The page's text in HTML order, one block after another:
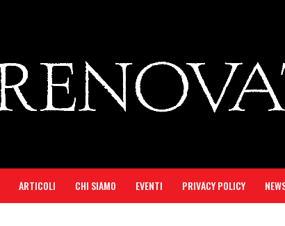
ARTICOLI CHI SIAMO EVENTI PRIVACY POLICY